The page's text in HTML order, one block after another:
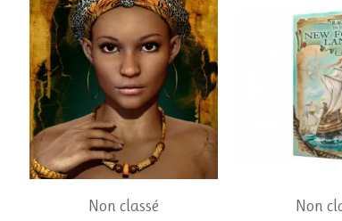
Non classé Non